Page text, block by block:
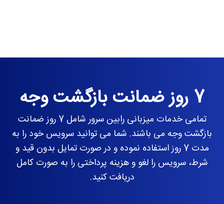
7 روز ضمانت بازگشت وجه
تمامی خدمات میزبانی رابین سرور شامل 7 روز ضمانت
بازگشت وجه می باشند. شما می توانید سرویس خود را به
مدت 7 روز استفاده نموده و در صورت تمایل بدون قید و
شرط، سرویس را لغو و هزینه پرداختی را به صورت کامل
دریافت کنید.